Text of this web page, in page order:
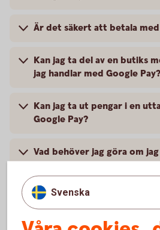
Är det säkert att betala med
Kan jag ta del av en butiks
jag handlar med Google Pay?
Kan jag ta ut pengar i en
Google Pay?
Vad behöver jag göra om
mobil?
Vart vänder jag mig vid
Svenska